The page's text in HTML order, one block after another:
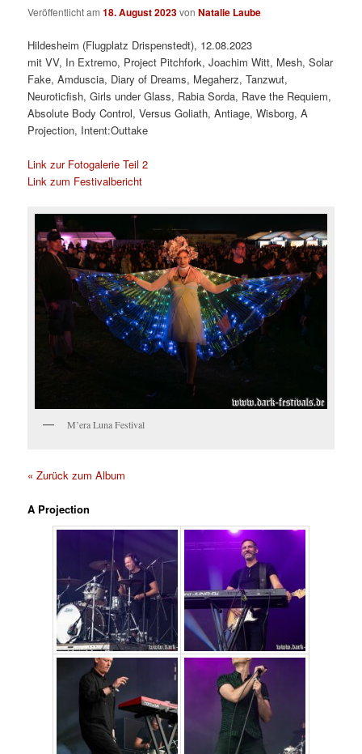
Veröffentlicht am18. August 2023vonNatalie Laube
Hildesheim (Flugplatz Drispenstedt), 12.08.2023
mit VV, In Extremo, Project Pitchfork, Joachim Witt, Mesh, Solar
Fake, Amduscia, Diary of Dreams, Megaherz, Tanzwut,
Neuroticfish, Girls under Glass, Rabia Sorda, Rave the Requiem,
Absolute Body Control, Versus Goliath, Antiage, Wisborg, A
Projection, Intent:Outtake
Link zur Fotogalerie Teil 2
Link zum Festivalbericht
M’era Luna Festival
« Zurück zum Album
A Projection